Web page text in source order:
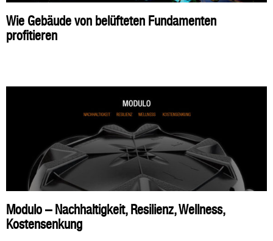
Wie Gebäude von belüfteten Fundamenten
profitieren
Modulo – Nachhaltigkeit, Resilienz, Wellness,
Kostensenkung